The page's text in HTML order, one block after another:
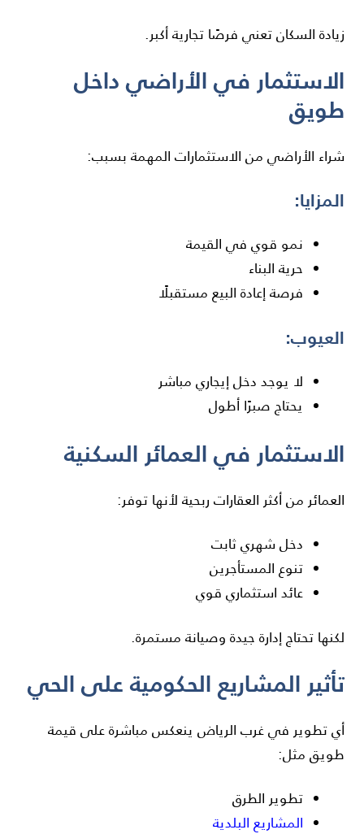
زيادة السكان تعني فرصًا تجارية أكبر.
الاستثمار في الأراضي داخل
طويق
شراء الأراضي من الاستثمارات المهمة بسبب:
المزايا:
نمو قوي في القيمة
حرية البناء
فرصة إعادة البيع مستقبلًا
العيوب:
لا يوجد دخل إيجاري مباشر
يحتاج صبرًا أطول
الاستثمار في العمائر السكنية
العمائر من أكثر العقارات ربحية لأنها توفر:
دخل شهري ثابت
تنوع المستأجرين
عائد استثماري قوي
لكنها تحتاج إدارة جيدة وصيانة مستمرة.
تأثير المشاريع الحكومية على الحي
أي تطوير في غرب الرياض ينعكس مباشرة على قيمة
طويق مثل:
تطوير الطرق
المشاريع البلدية